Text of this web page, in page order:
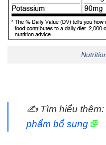
✍️ Tìm hiểu thêm:
phẩm bổ sung